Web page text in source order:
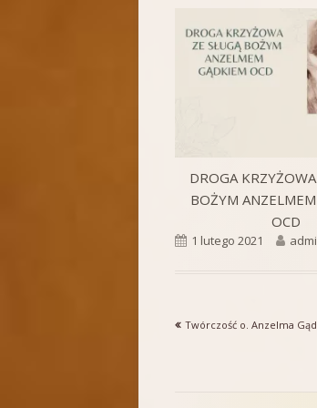
DROGA
BOŻYM
OCD
Opublikowano
1 lutego 2021
Nawigacja
Poprzedni
Twórczość o. Anzelma